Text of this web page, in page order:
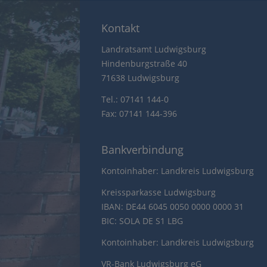
Kontakt
Landratsamt Ludwigsburg
Hindenburgstraße 40
71638 Ludwigsburg
Tel.: 07141 144-0
Fax: 07141 144-396
Bankverbindung
Kontoinhaber: Landkreis Ludwigsburg
Kreissparkasse Ludwigsburg
IBAN: DE44 6045 0050 0000 0000 31
BIC: SOLA DE S1 LBG
Kontoinhaber: Landkreis Ludwigsburg
VR-Bank Ludwigsburg eG